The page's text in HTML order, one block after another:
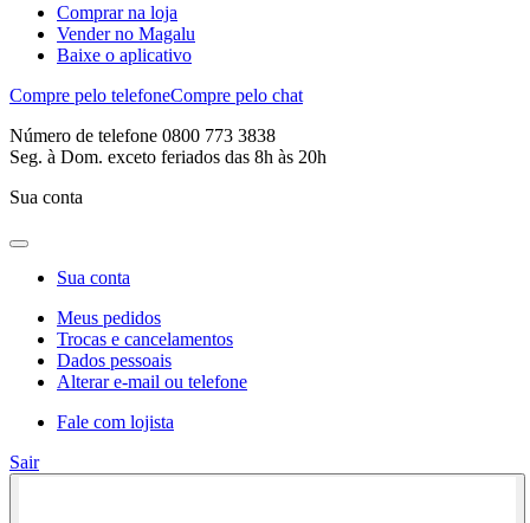
Comprar na loja
Vender no Magalu
Baixe o aplicativo
Compre pelo telefoneCompre pelo chat
Número de telefone 0800 773 3838
Seg. à Dom. exceto feriados das 8h às 20h
Sua conta
Sua conta
Meus pedidos
Trocas e cancelamentos
Dados pessoais
Alterar e-mail ou telefone
Fale com lojista
Sair